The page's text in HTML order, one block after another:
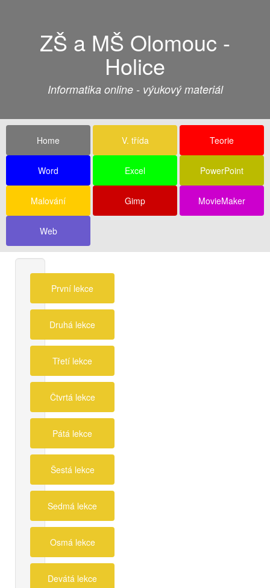
ZŠ a MŠ Olomouc -
Holice
Informatika online - výukový materiál
Home V. třída Teorie
Word Excel PowerPoint
Malování Gimp MovieMaker
Web
První lekce
Druhá lekce
Třetí lekce
Čtvrtá lekce
Pátá lekce
Šestá lekce
Sedmá lekce
Osmá lekce
Devátá lekce